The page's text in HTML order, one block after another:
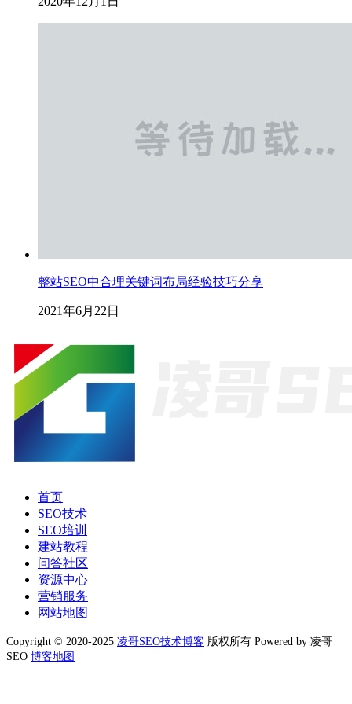
整站SEO中合理关键词布局经验技巧分享
2021年6月22日
首页
SEO技术
SEO培训
建站教程
问答社区
资源中心
营销服务
网站地图
Copyright © 2020-2025 凌哥SEO技术博客 版权所有 Powered by 凌哥
SEO 博客地图